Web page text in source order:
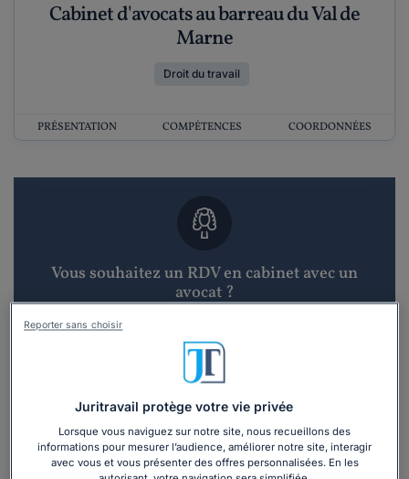
Cabinet d'avocats au barreau du Val de
Marne
Droit du travail
PRÉSENTATION COMPÉTENCES COORDONNÉES
Vous souhaitez un RDV en cabinet avec un
avocat ?
Recevoir des devis d'avocats
3 devis en 48h
Juritravail protège votre vie privée
Lorsque vous naviguez sur notre site, nous recueillons des
informations pour mesurer l’audience, améliorer notre site, interagir
avec vous et vous présenter des offres personnalisées. En les
Reporter sans choisir